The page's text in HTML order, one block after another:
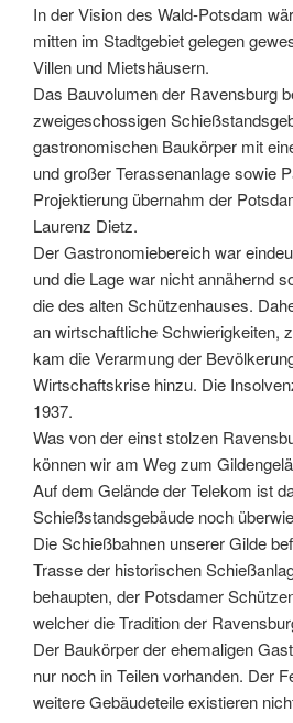
In der Vision des Wald-Potsdam
mitten im Stadtgebiet gelegen
Villen und Mietshäusern.
Das Bauvolumen der Ravensburg
zweigeschossigen
gastronomischen Baukörper mit
und großer Terassenanlage sowie
Projektierung übernahm der
Laurenz Dietz.
Der Gastronomiebereich war
und die Lage war nicht annähernd
die des alten Schützenhauses.
an wirtschaftliche Schwierigkeiten,
kam die Verarmung der
Wirtschaftskrise hinzu. Die
1937.
Was von der einst stolzen
können wir am Weg zum
Auf dem Gelände der Telekom ist
Schießstandsgebäude noch
Die Schießbahnen unserer Gilde
Trasse der historischen
behaupten, der Potsdamer
welcher die Tradition der
Der Baukörper der ehemaligen
nur noch in Teilen vorhanden. Der
weitere Gebäudeteile existieren